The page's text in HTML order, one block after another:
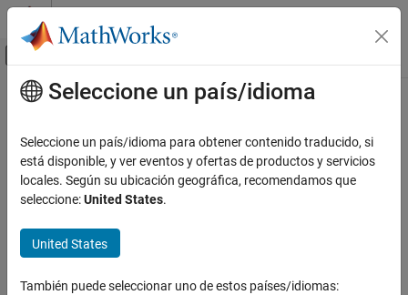
Saltar al contenido
Mostrar/ocultar menú de navegación
Inicio de Documentación
Contenido principal
How useful was this information?
Seleccione un país/idioma
Seleccione un país/idioma para obtener contenido traducido, si
está disponible, y ver eventos y ofertas de productos y servicios
locales. Según su ubicación geográfica, recomendamos que
seleccione:United States.
United States
También puede seleccionar uno de estos países/idiomas: